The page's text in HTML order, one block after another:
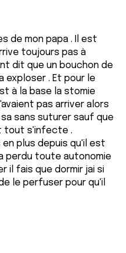
de mon papa . Il est
toujours pas à
dit que un bouchon de
. Et pour le
à la base la stomie
pas arriver alors
sans suturer sauf que
tout s'infecte .
plus depuis qu'il est
perdu toute autonomie
il fais que dormir jai si
le perfuser pour qu'il